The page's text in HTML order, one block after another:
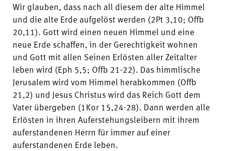
Wir glauben, dass nach all diesem der alte Himmel
und die alte Erde aufgelöst werden (2Pt 3,10; Offb
20,11). Gott wird einen neuen Himmel und eine
neue Erde schaffen, in der Gerechtigkeit wohnen
und Gott mit allen Seinen Erlösten aller Zeitalter
leben wird (Eph 5,5; Offb 21-22). Das himmlische
Jerusalem wird vom Himmel herabkommen (Offb
21,2) und Jesus Christus wird das Reich Gott dem
Vater übergeben (1Kor 15,24-28). Dann werden alle
Erlösten in ihren Auferstehungsleibern mit ihrem
auferstandenen Herrn für immer auf einer
auferstandenen Erde leben.